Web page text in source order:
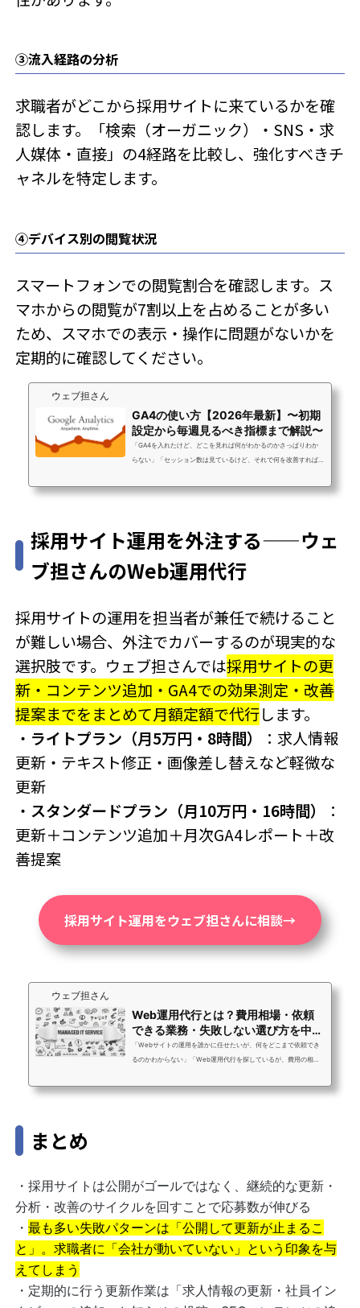
③流入経路の分析
求職者がどこから採用サイトに来ているかを確
認します。「検索（オーガニック）・SNS・求
人媒体・直接」の4経路を比較し、強化すべきチ
ャネルを特定します。
④デバイス別の閲覧状況
スマートフォンでの閲覧割合を確認します。ス
マホからの閲覧が7割以上を占めることが多い
ため、スマホでの表示・操作に問題がないかを
定期的に確認してください。
ウェブ担さん
GA4の使い方【2026年最新】〜初期
設定から毎週見るべき指標まで解説〜
「GA4を入れたけど、どこを見れば何がわかるのかさっぱりわか
らない」「セッション数は見ているけど、それで何を改善すれば
入率は上がっているのに、「なんとなく見ているだけ」で終わっ
態…」というお悩みを持たれている方が多いです。この記事では、
GA4の初期設定から「実際に何を見て、何を意思決定に使うか」
までを、Web担当者の実務視点で解説しま...
採用サイト運用を外注する——ウェ
ブ担さんのWeb運用代行
採用サイトの運用を担当者が兼任で続けること
が難しい場合、外注でカバーするのが現実的な
選択肢です。ウェブ担さんでは採用サイトの更
新・コンテンツ追加・GA4での効果測定・改善
提案までをまとめて月額定額で代行します。
・ ライトプラン（月5万円・8時間）
：求人情報
更新・テキスト修正・画像差し替えなど軽微な
更新
・ スタンダードプラン（月10万円・16時間）
：
更新＋コンテンツ追加＋月次GA4レポート＋改
善提案
採用サイト運用をウェブ担さんに相談
ウェブ担さん
Web運用代行とは？費用相場・依頼
できる業務・失敗しない選び方を中小
企業向けに徹...
「Webサイトの運用を誰かに任せたいが、何をどこまで依頼でき
るのかわからない」「Web運用代行を探しているが、費用の相場
ているかわからなかった。次こそ失敗したくない」ウェブ担さん
まとめ
・採用サイトは公開がゴールではなく、継続的な更新・
分析・改善のサイクルを回すことで応募数が伸びる
・最も多い失敗パターンは「公開して更新が止まるこ
と」。求職者に「会社が動いていない」という印象を与
えてしまう
・定期的に行う更新作業は「求人情報の更新・社員イン